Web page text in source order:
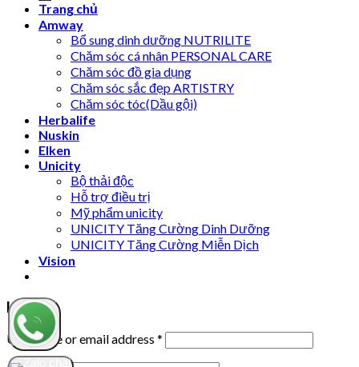
Trang chủ
Amway
Bổ sung dinh dưỡng NUTRILITE
Chăm sóc cá nhân PERSONAL CARE
Chăm sóc đồ gia dụng
Chăm sóc sắc đẹp ARTISTRY
Chăm sóc tóc(Dầu gội)
Herbalife
Nuskin
Elken
Unicity
Bộ thải độc
Hỗ trợ điều trị
Mỹ phẩm unicity
UNICITY Tăng Cường Dinh Dưỡng
UNICITY Tăng Cường Miễn Dịch
Vision
Login
Username or email address *